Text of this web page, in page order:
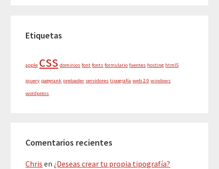
Etiquetas
apple css dominios font fonts formulario fuentes hosting html5
jquery pagerank preloader servidores tipografía web 2.0 windows
wordpress
Comentarios recientes
Chris en ¿Deseas crear tu propia tipografía?